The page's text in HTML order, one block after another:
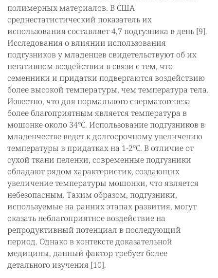
полимерных материалов. В США
среднестатистический показатель их
использования составляет 4,7 подгузника в день [9].
Исследования о влиянии использования
подгузников у младенцев свидетельствуют об их
негативном воздействии в связи с тем, что
семенники и придатки подвергаются воздействию
более высокой температуры, чем температура тела.
Известно, что для нормального сперматогенеза
более благоприятным является температура в
мошонке около 34°С. Использование подгузников в
младенчестве ведет к долгосрочному увеличению
температуры в придатках на 1-2°С. В отличие от
сухой ткани пеленки, современные подгузники
обладают рядом характеристик, создающих
увеличение температуры мошонки, что является
небезопасным. Таким образом, подгузники,
используемые на ранних этапах развития, могут
оказать неблагоприятное воздействие на
репродуктивный потенциал в последующий
период. Однако в контексте доказательной
медицины, данный фактор требует более
детального изучения [10].